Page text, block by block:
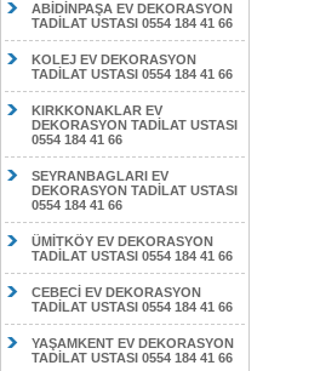
ABİDİNPAŞA EV DEKORASYON
TADİLAT USTASI 0554 184 41 66
KOLEJ EV DEKORASYON
TADİLAT USTASI 0554 184 41 66
KIRKKONAKLAR EV
DEKORASYON TADİLAT USTASI
0554 184 41 66
SEYRANBAGLARI EV
DEKORASYON TADİLAT USTASI
0554 184 41 66
ÜMİTKÖY EV DEKORASYON
TADİLAT USTASI 0554 184 41 66
CEBECİ EV DEKORASYON
TADİLAT USTASI 0554 184 41 66
YAŞAMKENT EV DEKORASYON
TADİLAT USTASI 0554 184 41 66